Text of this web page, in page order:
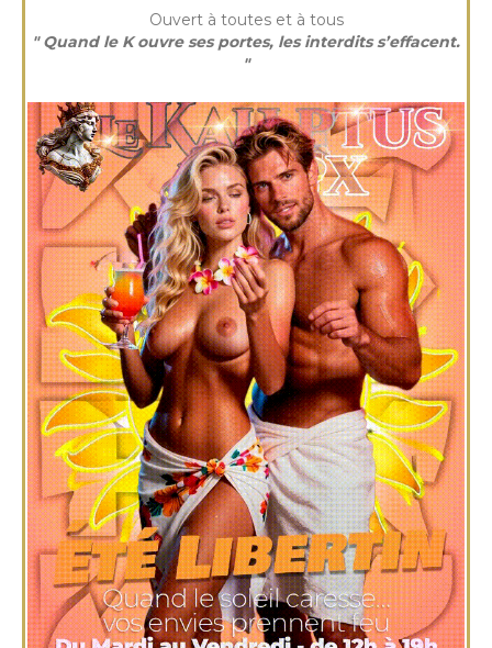
Ouvert à toutes et à tous
" Quand le K ouvre ses portes, les interdits s’effacent.
"